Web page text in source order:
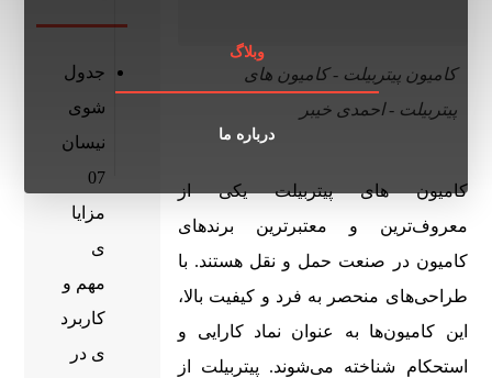
وبلاگ
درباره ما
کامیون پیتربیلت - کامیون های
پیتربیلت - احمدی خیبر
کامیون‌ های پیتربیلت یکی از
معروف‌ترین و معتبرترین برندهای
کامیون در صنعت حمل و نقل هستند. با
طراحی‌های منحصر به فرد و کیفیت بالا،
این کامیون‌ها به عنوان نماد کارایی و
استحکام شناخته می‌شوند. پیتربیلت از
جدول
شوی
نیسان
07
مزایا
ی
مهم و
کاربرد
ی در